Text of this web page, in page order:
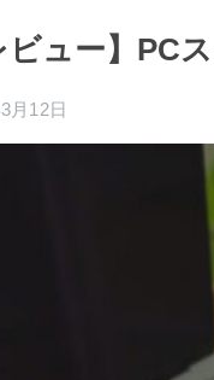
ビュー】PC
月12日